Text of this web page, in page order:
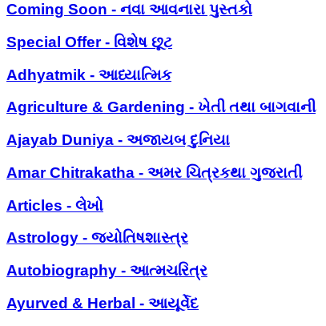
Coming Soon - નવા આવનારા પુસ્તકો
Special Offer - વિશેષ છૂટ
Adhyatmik - આધ્યાત્મિક
Agriculture & Gardening - ખેતી તથા બાગવાની
Ajayab Duniya - અજાયબ દુનિયા
Amar Chitrakatha - અમર ચિત્રકથા ગુજરાતી
Articles - લેખો
Astrology - જ્યોતિષશાસ્ત્ર
Autobiography - આત્મચરિત્ર
Ayurved & Herbal - આયૂર્વેદ